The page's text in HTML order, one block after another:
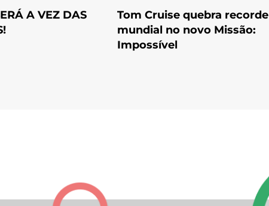
A VEZ DAS
Tom Cruise quebra recorde
mundial no novo Missão:
Impossível